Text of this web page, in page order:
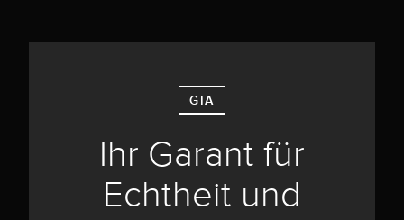
GIA
Ihr Garant für
Echtheit und